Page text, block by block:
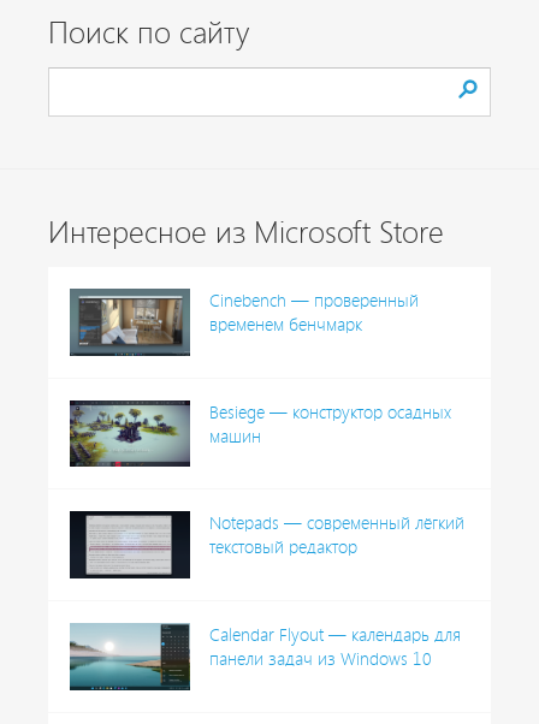
Поиск по сайту
Интересное из Microsoft Store
Cinebench — проверенный
временем бенчмарк
Besiege — конструктор осадных
машин
Notepads — современный лёгкий
текстовый редактор
Calendar Flyout — календарь для
панели задач из Windows 10